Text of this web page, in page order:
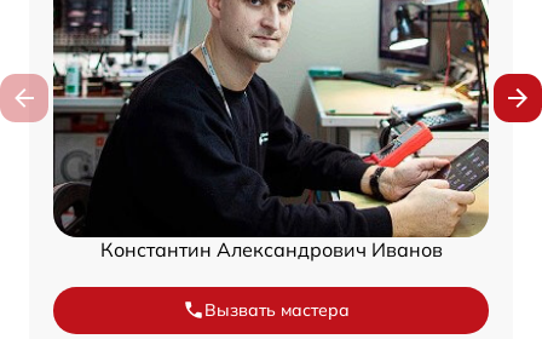
Константин Александрович Иванов
Вызвать мастера